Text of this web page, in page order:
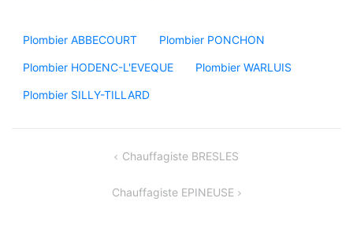
Plombier ABBECOURT Plombier PONCHON
Plombier HODENC-L'EVEQUE Plombier WARLUIS
Plombier SILLY-TILLARD
Chauffagiste BRESLES
Chauffagiste EPINEUSE